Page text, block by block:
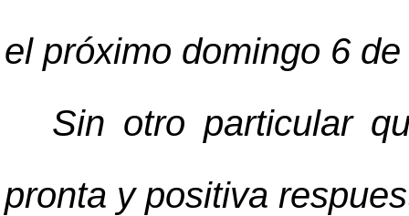
el próximo domingo 6
Sin otro particular
pronta y positiva